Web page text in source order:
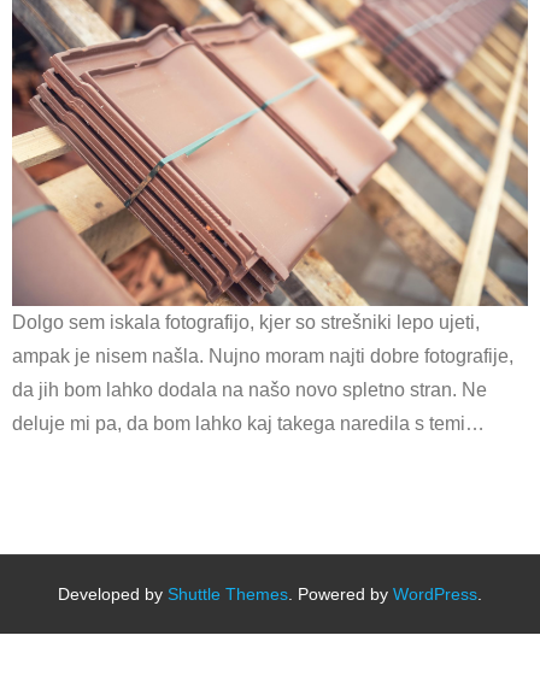
Dolgo sem iskala fotografijo, kjer so strešniki lepo ujeti,
ampak je nisem našla. Nujno moram najti dobre fotografije,
da jih bom lahko dodala na našo novo spletno stran. Ne
deluje mi pa, da bom lahko kaj takega naredila s temi…
Developed by Shuttle Themes . Powered by WordPress